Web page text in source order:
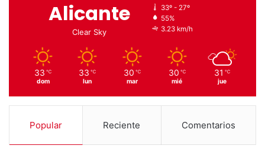
Alicante
Clear Sky
33º - 27º
55%
3.23 km/h
33 ℃
dom
33 ℃
lun
30 ℃
mar
30 ℃
mié
31 ℃
jue
Popular Reciente Comentarios